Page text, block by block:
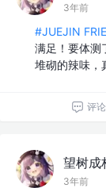
3年前
#JUEJIN
满足！要体测
堆砌的辣味，
评论
望树成
3年前